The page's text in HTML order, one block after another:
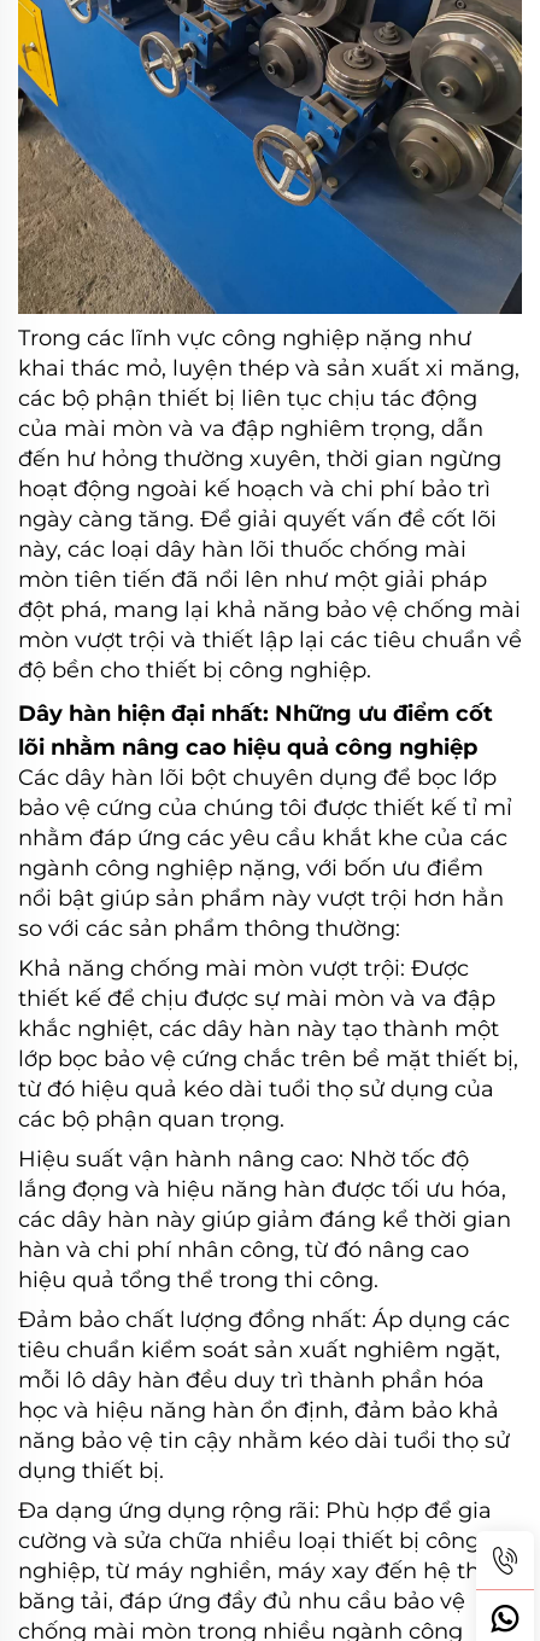
Trong các lĩnh vực công nghiệp nặng như
khai thác mỏ, luyện thép và sản xuất xi măng,
các bộ phận thiết bị liên tục chịu tác động
của mài mòn và va đập nghiêm trọng, dẫn
đến hư hỏng thường xuyên, thời gian ngừng
hoạt động ngoài kế hoạch và chi phí bảo trì
ngày càng tăng. Để giải quyết vấn đề cốt lõi
này, các loại dây hàn lõi thuốc chống mài
mòn tiên tiến đã nổi lên như một giải pháp
đột phá, mang lại khả năng bảo vệ chống mài
mòn vượt trội và thiết lập lại các tiêu chuẩn về
độ bền cho thiết bị công nghiệp.
Dây hàn hiện đại nhất: Những ưu điểm cốt
lõi nhằm nâng cao hiệu quả công nghiệp
Các dây hàn lõi bột chuyên dụng để bọc lớp
bảo vệ cứng của chúng tôi được thiết kế tỉ mỉ
nhằm đáp ứng các yêu cầu khắt khe của các
ngành công nghiệp nặng, với bốn ưu điểm
nổi bật giúp sản phẩm này vượt trội hơn hẳn
so với các sản phẩm thông thường:
Khả năng chống mài mòn vượt trội: Được
thiết kế để chịu được sự mài mòn và va đập
khắc nghiệt, các dây hàn này tạo thành một
lớp bọc bảo vệ cứng chắc trên bề mặt thiết bị,
từ đó hiệu quả kéo dài tuổi thọ sử dụng của
các bộ phận quan trọng.
Hiệu suất vận hành nâng cao: Nhờ tốc độ
lắng đọng và hiệu năng hàn được tối ưu hóa,
các dây hàn này giúp giảm đáng kể thời gian
hàn và chi phí nhân công, từ đó nâng cao
hiệu quả tổng thể trong thi công.
Đảm bảo chất lượng đồng nhất: Áp dụng các
tiêu chuẩn kiểm soát sản xuất nghiêm ngặt,
mỗi lô dây hàn đều duy trì thành phần hóa
học và hiệu năng hàn ổn định, đảm bảo khả
năng bảo vệ tin cậy nhằm kéo dài tuổi thọ sử
dụng thiết bị.
Đa dạng ứng dụng rộng rãi: Phù hợp để gia
cường và sửa chữa nhiều loại thiết bị công
nghiệp, từ máy nghiền, máy xay đến hệ thống
băng tải, đáp ứng đầy đủ nhu cầu bảo vệ
chống mài mòn trong nhiều ngành công